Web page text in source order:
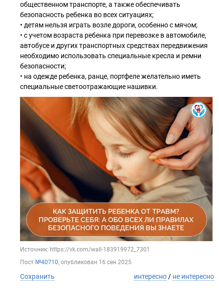
общественном транспорте, а также обеспечивать
безопасность ребенка во всех ситуациях;
• детям нельзя играть возле дороги, особенно с мячом;
• с учетом возраста ребенка при перевозке в автомобиле,
автобусе и других транспортных средствах передвижения
необходимо использовать специальные кресла и ремни
безопасности;
• на одежде ребенка, ранце, портфеле желательно иметь
специальные светоотражающие нашивки.
Источник: https://vk.com/wall-183919972_7301
Пост №40710, опубликован 16 сен 2025
Сохранить интересно / не интересно